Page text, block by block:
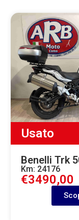
Usato
Benelli Trk
Km: 24176
€3490,00